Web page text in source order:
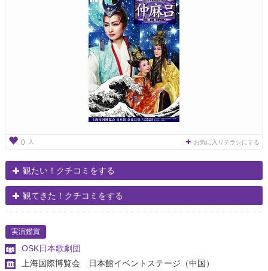
0 人 お気に入りチラシにする
観たい！クチコミをする
観てきた！クチコミをする
実演鑑賞
OSK日本歌劇団
上海国際博覧会 日本館イベントステージ （中国）